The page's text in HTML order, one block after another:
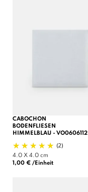
CABOCHON
BODENFLIESEN
HIMMELBLAU - VO0606112
(2)
4.0 X 4.0 cm
1,00 € /Einheit